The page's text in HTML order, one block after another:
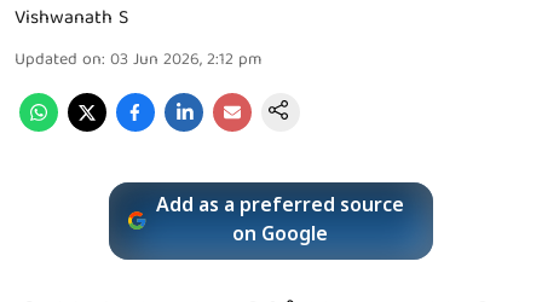
Vishwanath S
Updated on: 03 Jun 2026, 2:12 pm
Add as a preferred source
on Google